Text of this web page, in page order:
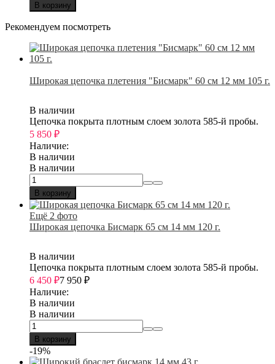
В корзину
Рекомендуем посмотреть
Широкая цепочка плетения "Бисмарк" 60 см 12 мм 105 г.
В наличии
Цепочка покрыта плотным слоем золота 585-й пробы.
5 850 ₽
Наличие:
В наличии
В наличии
В корзину
Ещё 2 фото
Широкая цепочка Бисмарк 65 см 14 мм 120 г.
В наличии
Цепочка покрыта плотным слоем золота 585-й пробы.
6 450 ₽7 950 ₽
Наличие:
В наличии
В наличии
В корзину
-19%